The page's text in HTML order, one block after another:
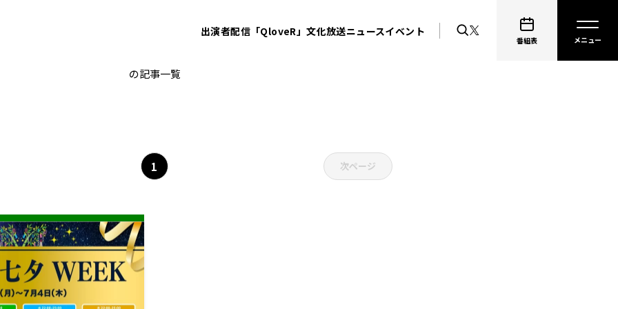
出演者配信「QloveR」文化放送ニュースイベント
番組表
の記事一覧
1 次ページ